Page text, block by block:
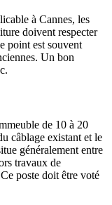
à Cannes, les
doivent respecter
point est souvent
Un bon
de 10 à 20
câblage existant et le
généralement entre
travaux de
poste doit être voté